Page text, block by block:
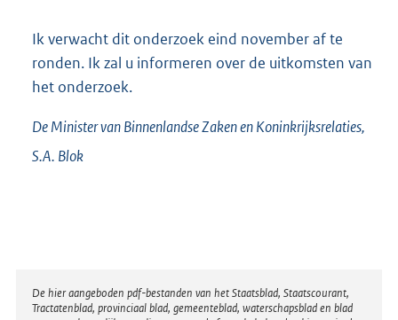
Ik verwacht dit onderzoek eind november af te
ronden. Ik zal u informeren over de uitkomsten van
het onderzoek.
De Minister van Binnenlandse Zaken en Koninkrijksrelaties,
S.A. Blok
Disclaimer
De hier aangeboden pdf-bestanden van het Staatsblad, Staatscourant,
Tractatenblad, provinciaal blad, gemeenteblad, waterschapsblad en blad